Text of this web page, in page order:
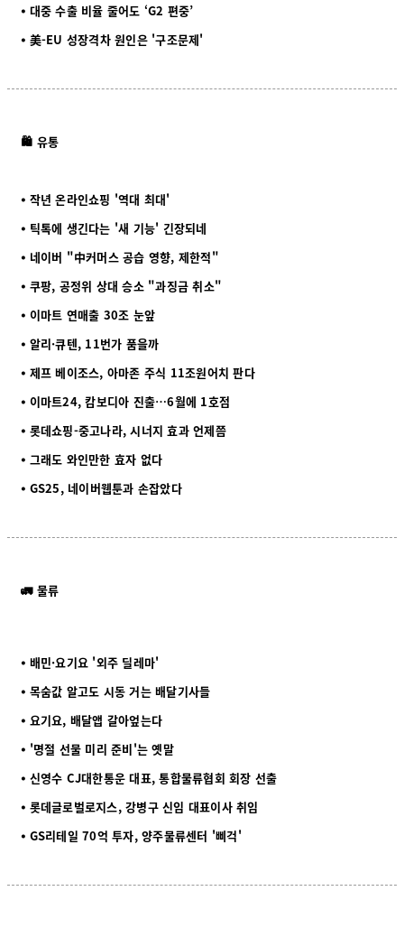
⦁ 대중 수출 비율 줄어도 ‘G2 편중’
⦁ 美-EU 성장격차 원인은 '구조문제'
🛍️ 유통
⦁ 작년 온라인쇼핑 '역대 최대'
⦁ 틱톡에 생긴다는 '새 기능' 긴장되네
⦁ 네이버 "中커머스 공습 영향, 제한적"
⦁ 쿠팡, 공정위 상대 승소 "과징금 취소"
⦁ 이마트 연매출 30조 눈앞
⦁ 알리·큐텐, 11번가 품을까
⦁ 제프 베이조스, 아마존 주식 11조원어치 판다
⦁ 이마트24, 캄보디아 진출…6월에 1호점
⦁ 롯데쇼핑-중고나라, 시너지 효과 언제쯤
⦁ 그래도 와인만한 효자 없다
⦁ GS25, 네이버웹툰과 손잡았다
🚛 물류
⦁ 배민·요기요 '외주 딜레마'
⦁ 목숨값 알고도 시동 거는 배달기사들
⦁ 요기요, 배달앱 갈아엎는다
⦁ '명절 선물 미리 준비'는 옛말
⦁ 신영수 CJ대한통운 대표, 통합물류협회 회장 선출
⦁ 롯데글로벌로지스, 강병구 신임 대표이사 취임
⦁ GS리테일 70억 투자, 양주물류센터 '삐걱'